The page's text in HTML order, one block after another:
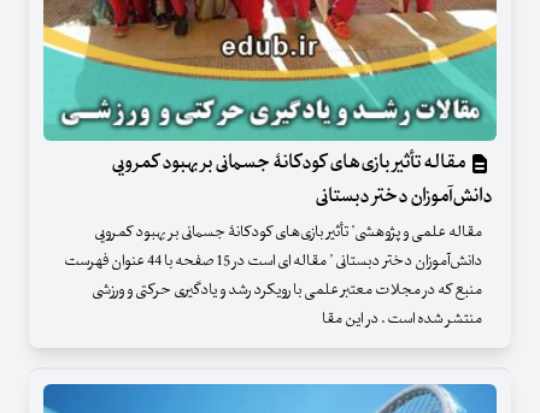
مقاله تأثیر بازی‌های کودکانۀ جسمانی بر بهبود کمرویی
دانش‌‌آموزان دختر دبستانی
مقاله علمی و پژوهشی" تأثیر بازی‌های کودکانۀ جسمانی بر بهبود کمرویی
دانش‌‌آموزان دختر دبستانی " مقاله ای است در 15 صفحه با 44 عنوان فهرست
منبع که در مجلات معتبر علمی با رویکرد رشد و یادگیری حرکتی و ورزشی
منتشر شده است . در این مقا